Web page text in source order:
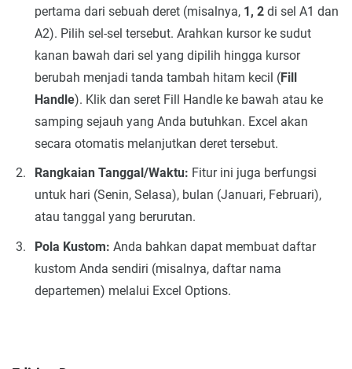
pertama dari sebuah deret (misalnya, 1, 2di sel A1 dan
A2). Pilih sel-sel tersebut. Arahkan kursor ke sudut
kanan bawah dari sel yang dipilih hingga kursor
berubah menjadi tanda tambah hitam kecil (Fill
Handle). Klik dan seret Fill Handle ke bawah atau ke
samping sejauh yang Anda butuhkan. Excel akan
secara otomatis melanjutkan deret tersebut.
Rangkaian Tanggal/Waktu: Fitur ini juga berfungsi
untuk hari (Senin, Selasa), bulan (Januari, Februari),
atau tanggal yang berurutan.
Pola Kustom: Anda bahkan dapat membuat daftar
kustom Anda sendiri (misalnya, daftar nama
departemen) melalui Excel Options.